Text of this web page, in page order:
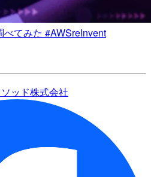
てみた #AWSreInvent
ッド株式会社